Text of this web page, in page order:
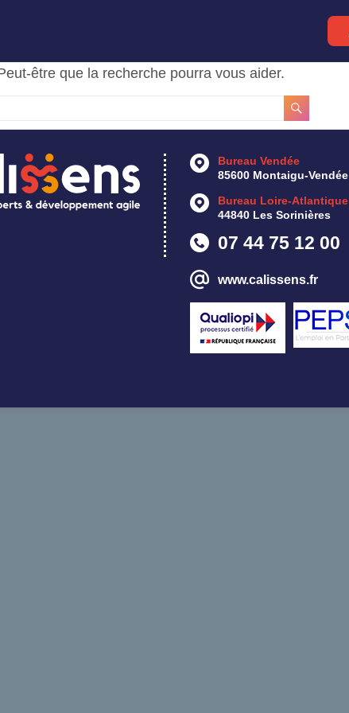
être que la recherche pourra vous aider.
Bureau Vendée
85600 Montaigu-Vendée
Bureau Loire-Atlantique
44840 Les Sorinières
07 44 75 12 00
www.calissens.fr